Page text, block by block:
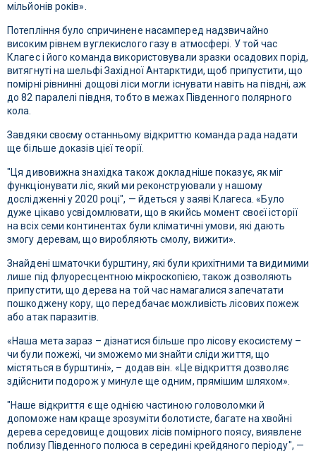
мільйонів років».
Потепління було спричинене насамперед надзвичайно
високим рівнем вуглекислого газу в атмосфері. У той час
Клагес і його команда використовували зразки осадових порід,
витягнуті на шельфі Західної Антарктиди, щоб припустити, що
помірні рівнинні дощові ліси могли існувати навіть на півдні, аж
до 82 паралелі півдня, тобто в межах Південного полярного
кола.
Завдяки своєму останньому відкриттю команда рада надати
ще більше доказів цієї теорії.
"Ця дивовижна знахідка також докладніше показує, як міг
функціонувати ліс, який ми реконструювали у нашому
дослідженні у 2020 році", — йдеться у заяві Клагеса. «Було
дуже цікаво усвідомлювати, що в якийсь момент своєї історії
на всіх семи континентах були кліматичні умови, які дають
змогу деревам, що виробляють смолу, вижити».
Знайдені шматочки бурштину, які були крихітними та видимими
лише під флуоресцентною мікроскопією, також дозволяють
припустити, що дерева на той час намагалися запечатати
пошкоджену кору, що передбачає можливість лісових пожеж
або атак паразитів.
«Наша мета зараз – дізнатися більше про лісову екосистему –
чи були пожежі, чи зможемо ми знайти сліди життя, що
містяться в бурштині», – додав він. «Це відкриття дозволяє
здійснити подорож у минуле ще одним, прямішим шляхом».
"Наше відкриття є ще однією частиною головоломки й
допоможе нам краще зрозуміти болотисте, багате на хвойні
дерева середовище дощових лісів помірного поясу, виявлене
поблизу Південного полюса в середині крейдяного періоду", —